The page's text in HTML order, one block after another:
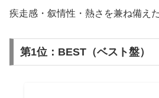
疾走感・叙情性・熱さを兼ね備えた
第1位：BEST（ベスト盤）